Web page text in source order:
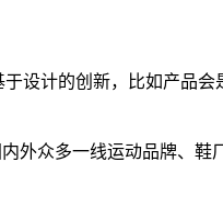
设计的创新，比如产品
外众多一线运动品牌、